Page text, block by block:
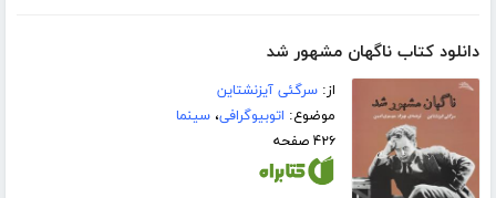
دانلود کتاب ناگهان مشهور شد
از:سرگئی آیزنشتاین
موضوع: اتوبیوگرافی،سینما
۴۲۶ صفحه